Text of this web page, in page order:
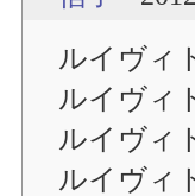
ルイヴィ
ルイヴィ
ルイヴィ
ルイヴィ